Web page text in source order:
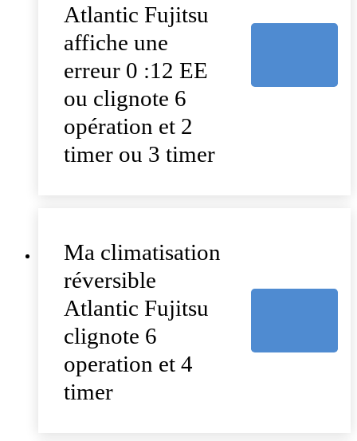
Atlantic Fujitsu
affiche une
erreur 0 :12 EE
ou clignote 6
opération et 2
timer ou 3 timer
Ma climatisation
réversible
Atlantic Fujitsu
clignote 6
operation et 4
timer